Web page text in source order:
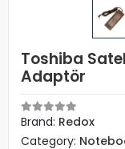
Toshiba
Adaptör
Brand: Redox
Category: